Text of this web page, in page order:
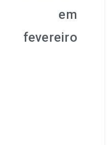
em
fevereiro